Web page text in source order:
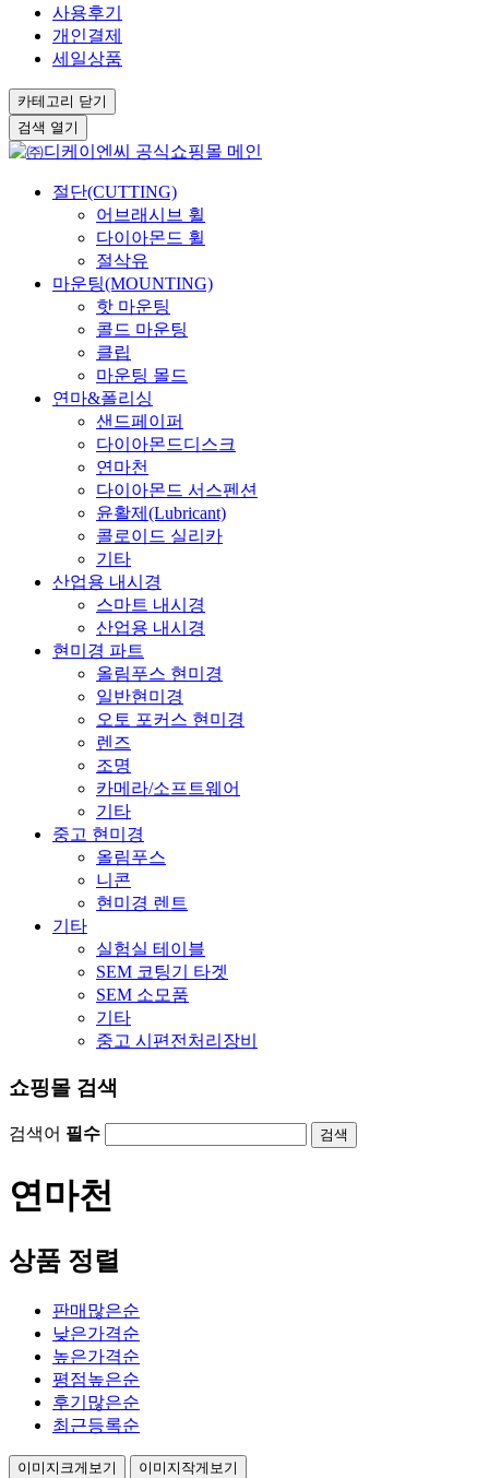
사용후기
개인결제
세일상품
카테고리 닫기
검색 열기
절단(CUTTING)
어브래시브 휠
다이아몬드 휠
절삭유
마운팅(MOUNTING)
핫 마운팅
콜드 마운팅
클립
마운팅 몰드
연마&폴리싱
샌드페이퍼
다이아몬드디스크
연마천
다이아몬드 서스펜션
윤활제(Lubricant)
콜로이드 실리카
기타
산업용 내시경
스마트 내시경
산업용 내시경
현미경 파트
올림푸스 현미경
일반현미경
오토 포커스 현미경
렌즈
조명
카메라/소프트웨어
기타
중고 현미경
올림푸스
니콘
현미경 렌트
기타
실험실 테이블
SEM 코팅기 타겟
SEM 소모품
기타
중고 시편전처리장비
쇼핑몰 검색
검색어 필수 검색
연마천
상품 정렬
판매많은순
낮은가격순
높은가격순
평점높은순
후기많은순
최근등록순
이미지크게보기 이미지작게보기